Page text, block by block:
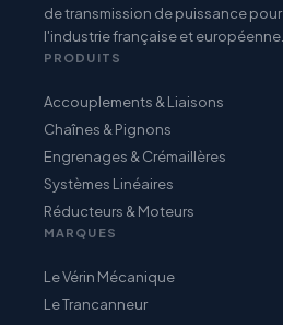
de transmission de puissance pour
l'industrie française et européenne.
PRODUITS
Accouplements & Liaisons
Chaînes & Pignons
Engrenages & Crémaillères
Systèmes Linéaires
Réducteurs & Moteurs
MARQUES
Le Vérin Mécanique
Le Trancanneur